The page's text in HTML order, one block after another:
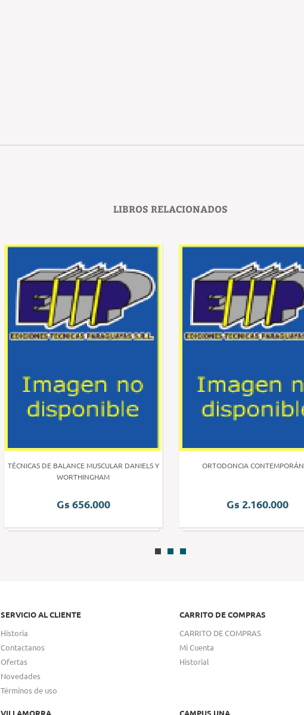
LIBROS RELACIONADOS
TÉCNICAS DE BALANCE MUSCULAR DANIELS Y
WORTHINGHAM
Gs 656.000
ORTODONCIA
Gs 2.160.000
SERVICIO AL CLIENTE
Historia
Contactanos
Ofertas
Novedades
Términos de uso
CARRITO DE COMPRAS
CARRITO DE COMPRAS
Mi Cuenta
Historial
VILLAMORRA CAMPUS UNA